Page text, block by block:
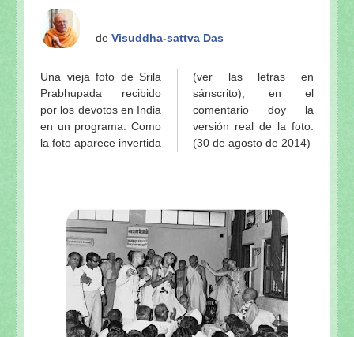
de Visuddha-sattva Das
Una vieja foto de Srila
Prabhupada recibido
por los devotos en India
en un programa. Como
la foto aparece invertida
(ver las letras en
sánscrito), en el
comentario doy la
versión real de la foto.
(30 de agosto de 2014)